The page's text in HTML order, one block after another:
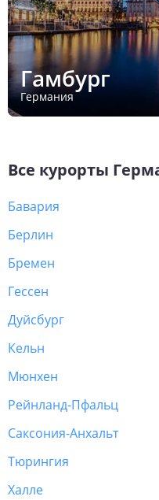
Гамбург
Германия
Все курорты
Бавария
Берлин
Бремен
Гессен
Дуйсбург
Кельн
Мюнхен
Рейнланд-Пфальц
Саксония-Анхальт
Тюрингия
Халле